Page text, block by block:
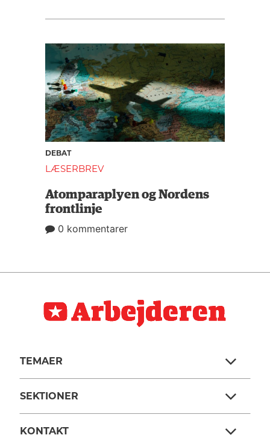
DEBAT
LÆSERBREV
Atomparaplyen og Nordens
frontlinje
0 kommentarer
TEMAER
SEKTIONER
KONTAKT